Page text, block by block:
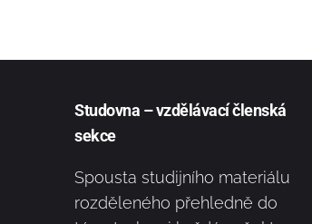
Studovna – vzdělávací členská
sekce
Spousta studijního materiálu
rozděleného přehledně do